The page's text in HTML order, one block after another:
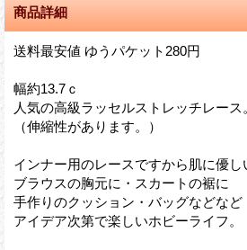
商品詳細
送料最安値 ゆうパケット280円
幅約13.7ｃ
人気の高級ラッセルストレッチレース
（伸縮性があります。）
インナー用のレースですから肌に優し
ブラウスの胸元に・スカートの裾に
手作りのクッション・バッグなどなど
アイデア次第で楽しいホビーライフ。